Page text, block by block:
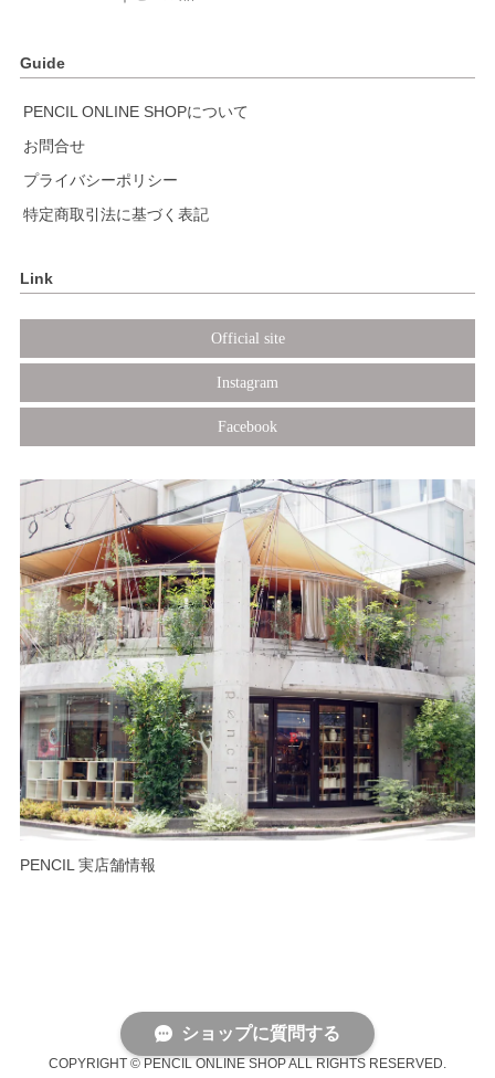
Guide
PENCIL ONLINE SHOPについて
お問合せ
プライバシーポリシー
特定商取引法に基づく表記
Link
Official site
Instagram
Facebook
PENCIL 実店舗情報
COPYRIGHT © PENCIL ONLINE SHOP ALL RIGHTS RESERVED.
ショップに質問する